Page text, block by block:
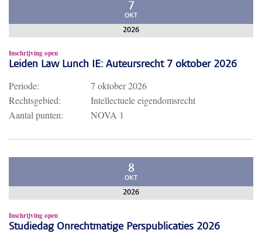
7
OKT
2026
Inschrijving open
Leiden Law Lunch IE: Auteursrecht 7 oktober 2026
Periode:
7 oktober 2026
Rechtsgebied:
Intellectuele eigendomsrecht
Aantal punten:
NOVA 1
8
OKT
2026
Inschrijving open
Studiedag Onrechtmatige Perspublicaties 2026